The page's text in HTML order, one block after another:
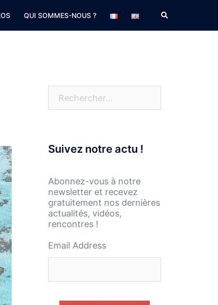
QUI SOMMES-NOUS ? Rechercher
Suivez notre actu !
Abonnez-vous à notre
newsletter et recevez
gratuitement nos dernières
actualités, vidéos,
rencontres !
Email Address